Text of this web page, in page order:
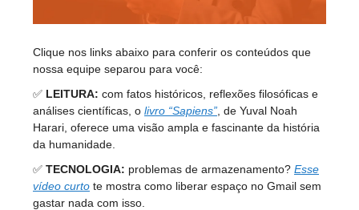
Clique nos links abaixo para conferir os conteúdos que
nossa equipe separou para você:
✅ LEITURA: com fatos históricos, reflexões filosóficas e
análises científicas, o livro “Sapiens” , de Yuval Noah
Harari, oferece uma visão ampla e fascinante da história
da humanidade.
✅ TECNOLOGIA: problemas de armazenamento? Esse
vídeo curto te mostra como liberar espaço no Gmail sem
gastar nada com isso.